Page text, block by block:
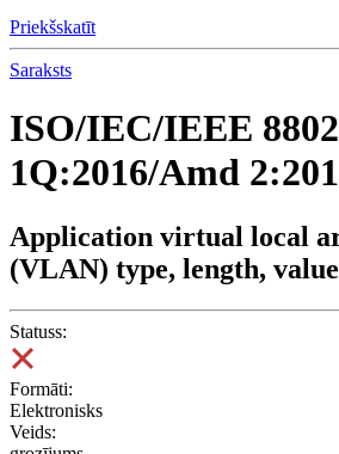
Priekšskatīt
Saraksts
ISO/IEC/IEEE
1Q:2016/Amd
Application virtual local
(VLAN) type, length,
Statuss:
Formāti:
Elektronisks
Veids: